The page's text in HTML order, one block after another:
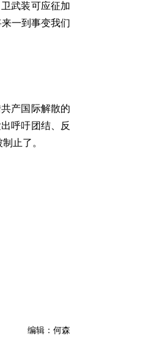
武装可应征加
一到事变我们
产国际解散的
呼吁团结、反
止了。
编辑：何森